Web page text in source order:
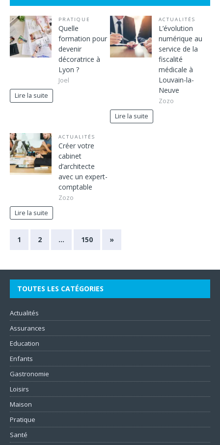
PRATIQUE
Quelle
formation pour
devenir
décoratrice à
Lyon ?
Joel
Lire la suite
ACTUALITÉS
L’évolution
numérique au
service de la
fiscalité
médicale à
Louvain-la-
Neuve
Zozo
Lire la suite
ACTUALITÉS
Créer votre
cabinet
d’architecte
avec un expert-
comptable
Zozo
Lire la suite
1 2 … 150 »
TOUTES LES CATÉGORIES
Actualités
Assurances
Education
Enfants
Gastronomie
Loisirs
Maison
Pratique
Santé